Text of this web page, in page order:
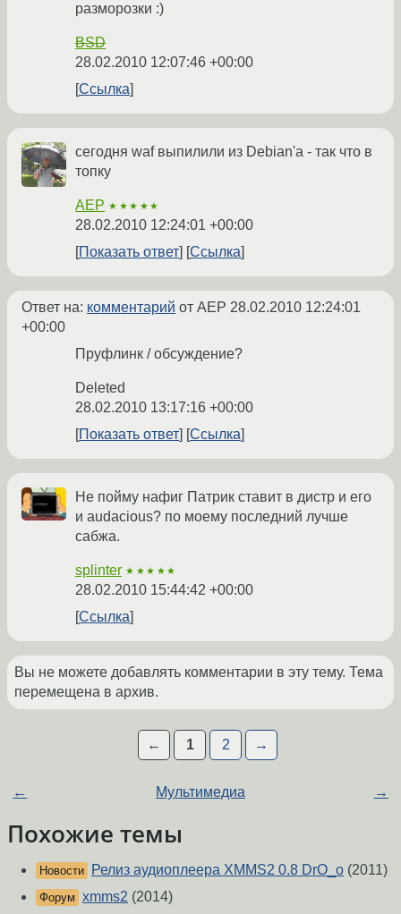
разморозки :)
BSD
28.02.2010 12:07:46 +00:00
Ссылка
сегодня waf выпилили из Debian'а - так что в
топку
AEP ★★★★★
28.02.2010 12:24:01 +00:00
Показать ответ
Ссылка
Ответ на: комментарий от AEP 28.02.2010 12:24:01
+00:00
Пруфлинк / обсуждение?
Deleted
28.02.2010 13:17:16 +00:00
Показать ответ
Ссылка
Не пойму нафиг Патрик ставит в дистр и его
и audacious? по моему последний лучше
сабжа.
splinter ★★★★★
28.02.2010 15:44:42 +00:00
Ссылка
Вы не можете добавлять комментарии в эту тему. Тема
перемещена в архив.
← 1 2 →
← Мультимедиа →
Похожие темы
Новости Релиз аудиоплеера XMMS2 0.8 DrO_o (2011)
Форум xmms2 (2014)